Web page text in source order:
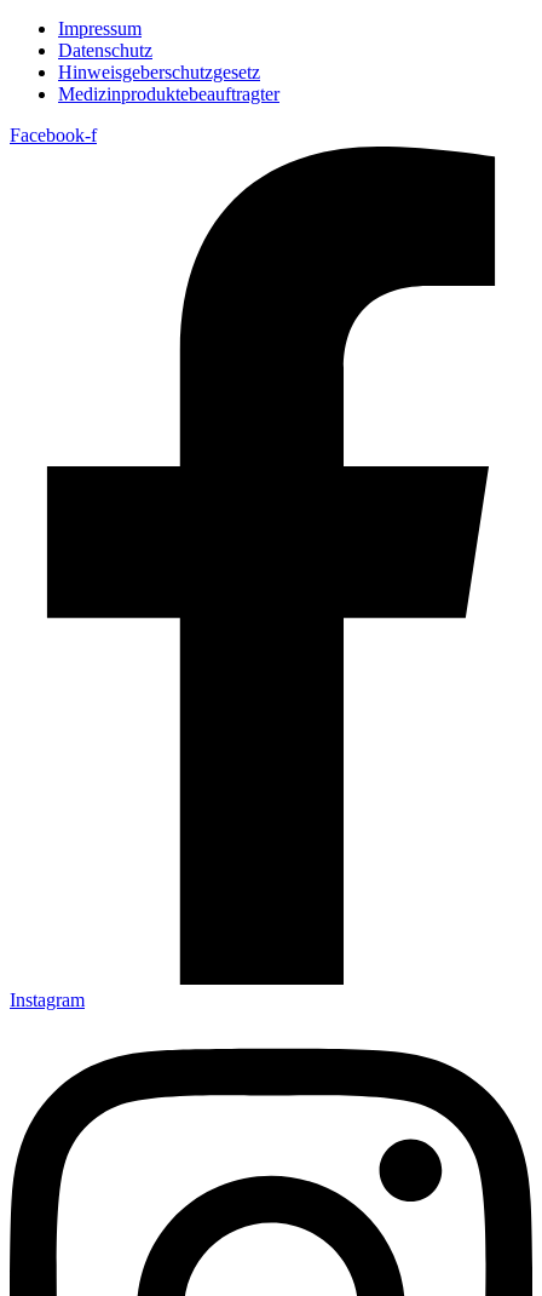
Impressum
Datenschutz
Hinweisgeberschutzgesetz
Medizin­produkte­beauftragter
Facebook-f
Instagram